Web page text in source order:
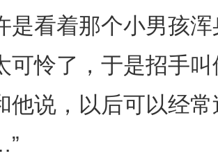
是看着那个小男孩
可怜了，于是招手
他说，以后可以经